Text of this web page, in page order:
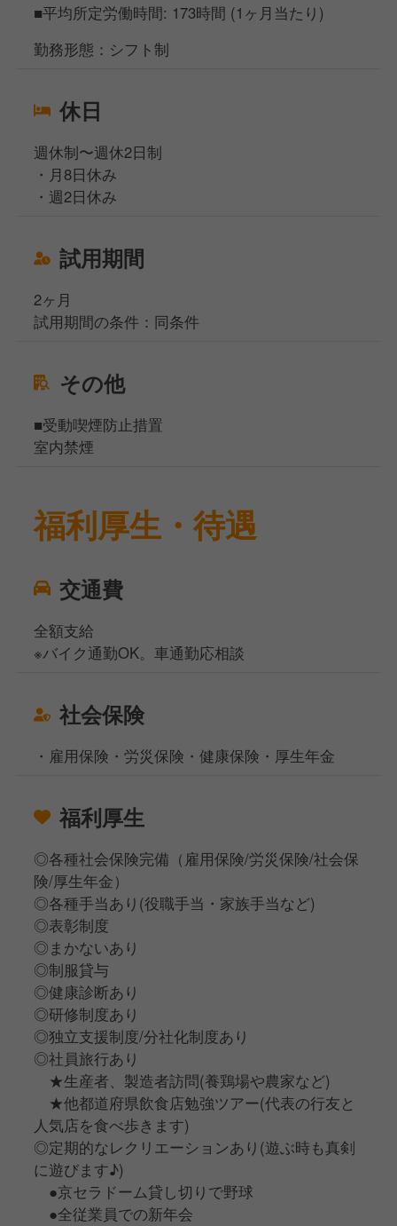
■平均所定労働時間: 173時間 (1ヶ月当たり)
勤務形態：シフト制
休日
週休制〜週休2日制
・月8日休み
・週2日休み
試用期間
2ヶ月
試用期間の条件：同条件
その他
■受動喫煙防止措置
室内禁煙
福利厚生・待遇
交通費
全額支給
※バイク通勤OK。車通勤応相談
社会保険
・雇用保険・労災保険・健康保険・厚生年金
福利厚生
◎各種社会保険完備（雇用保険/労災保険/社会保
険/厚生年金）
◎各種手当あり(役職手当・家族手当など)
◎表彰制度
◎まかないあり
◎制服貸与
◎健康診断あり
◎研修制度あり
◎独立支援制度/分社化制度あり
◎社員旅行あり
★生産者、製造者訪問(養鶏場や農家など)
★他都道府県飲食店勉強ツアー(代表の行友と
人気店を食べ歩きます)
◎定期的なレクリエーションあり(遊ぶ時も真剣
に遊びます♪)
●京セラドーム貸し切りで野球
●全従業員での新年会